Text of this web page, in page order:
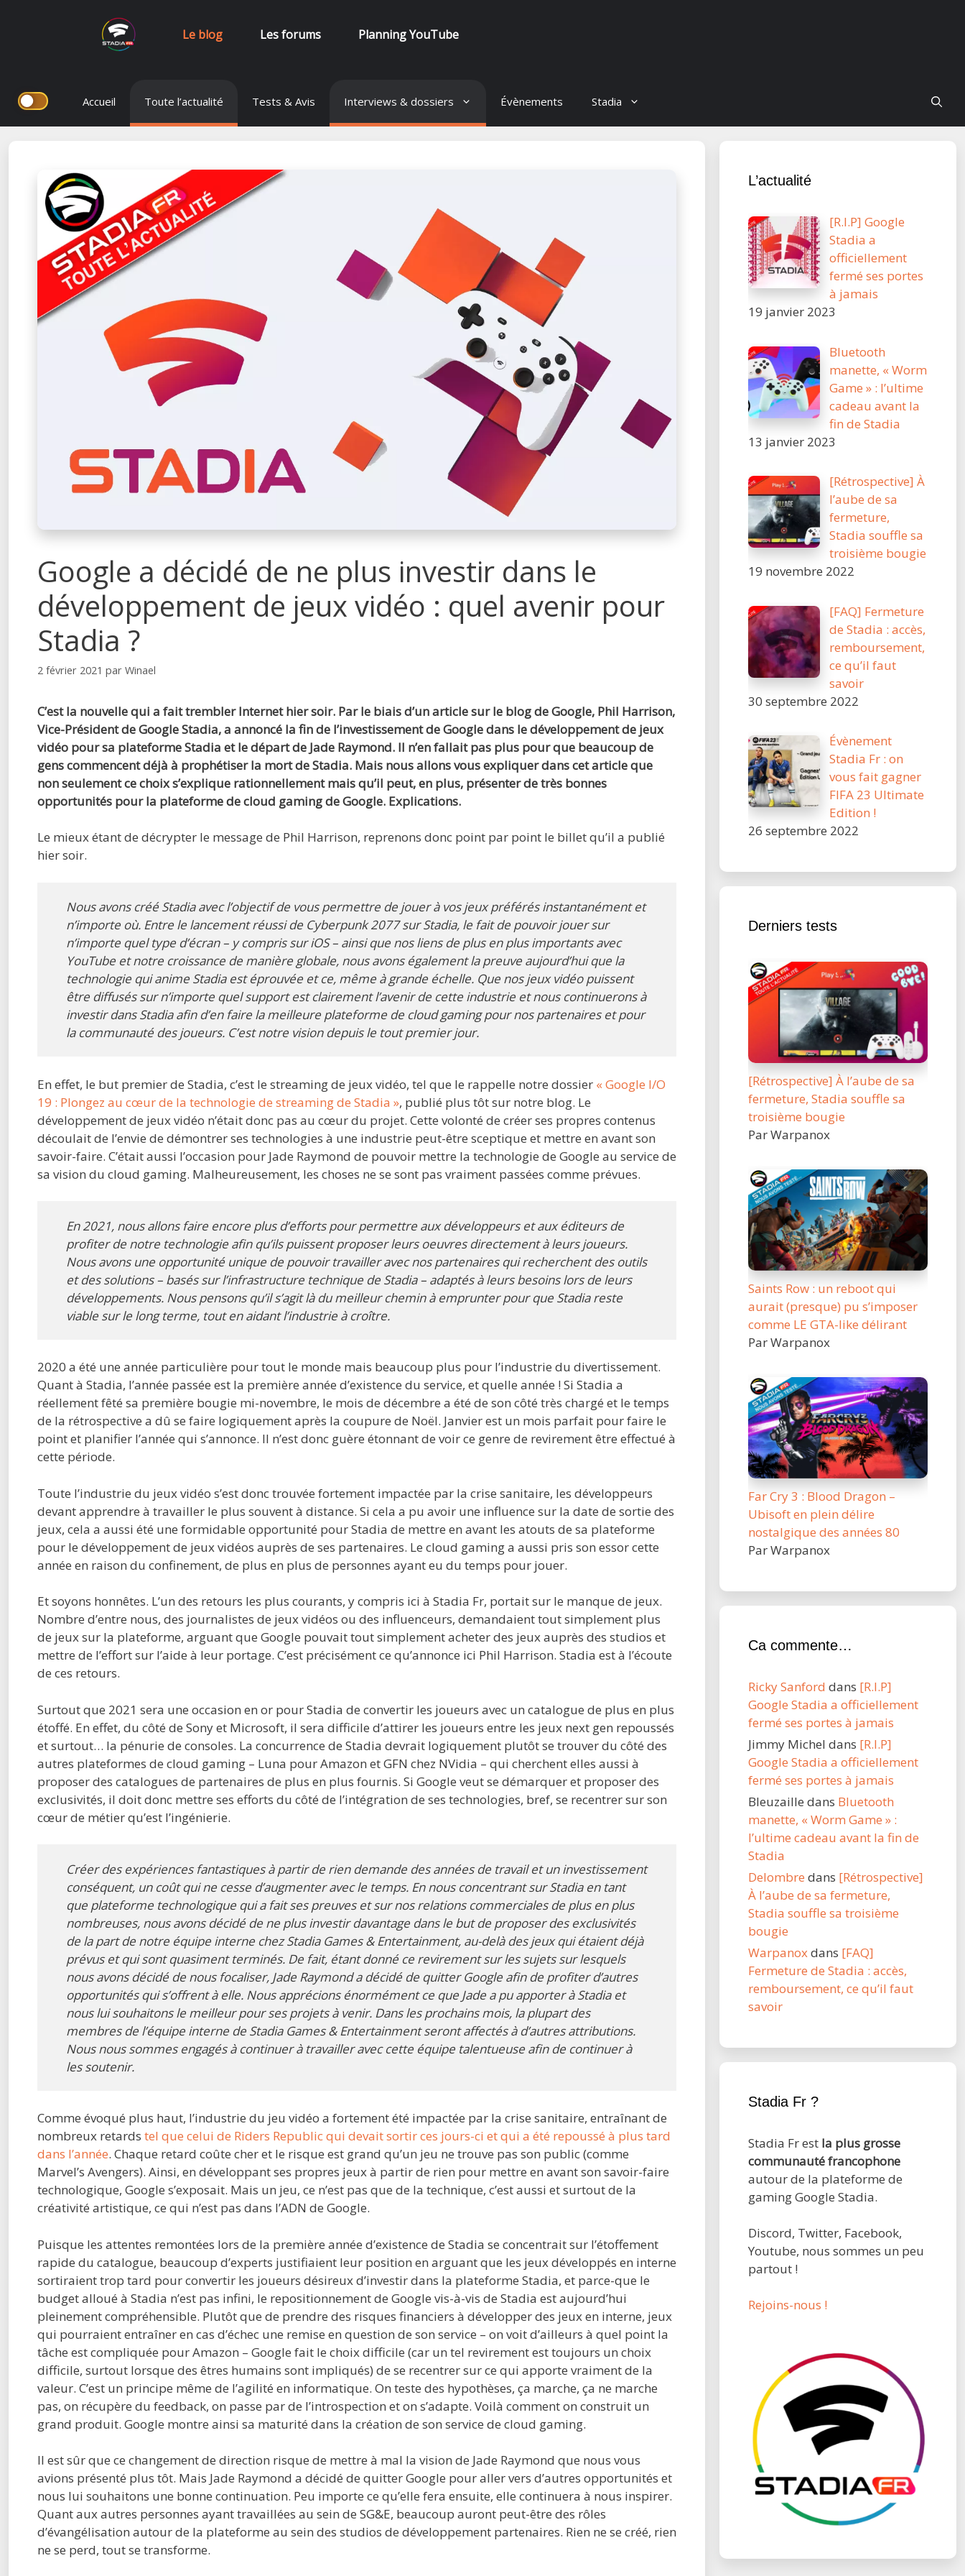
Le blog Les forums Planning YouTube
Aller
contenu
Accueil Toute l’actualité Tests & Avis Interviews & dossiers Évènements Stadia
Google a décidé de ne plus investir dans le
développement de jeux vidéo : quel avenir pour
Stadia ?
2 février 2021 par Winael
C’est la nouvelle qui a fait trembler Internet hier soir. Par le biais d’un article sur le blog de Google, Phil Harrison,
Vice-Président de Google Stadia, a annoncé la fin de l’investissement de Google dans le développement de jeux
vidéo pour sa plateforme Stadia et le départ de Jade Raymond. Il n’en fallait pas plus pour que beaucoup de
gens commencent déjà à prophétiser la mort de Stadia. Mais nous allons vous expliquer dans cet article que
non seulement ce choix s’explique rationnellement mais qu’il peut, en plus, présenter de très bonnes
opportunités pour la plateforme de cloud gaming de Google. Explications.
Le mieux étant de décrypter le message de Phil Harrison, reprenons donc point par point le billet qu’il a publié
hier soir.
Nous avons créé Stadia avec l’objectif de vous permettre de jouer à vos jeux préférés instantanément et
n’importe où. Entre le lancement réussi de Cyberpunk 2077 sur Stadia, le fait de pouvoir jouer sur
n’importe quel type d’écran – y compris sur iOS – ainsi que nos liens de plus en plus importants avec
YouTube et notre croissance de manière globale, nous avons également la preuve aujourd’hui que la
technologie qui anime Stadia est éprouvée et ce, même à grande échelle. Que nos jeux vidéo puissent
être diffusés sur n’importe quel support est clairement l’avenir de cette industrie et nous continuerons à
investir dans Stadia afin d’en faire la meilleure plateforme de cloud gaming pour nos partenaires et pour
la communauté des joueurs. C’est notre vision depuis le tout premier jour.
En effet, le but premier de Stadia, c’est le streaming de jeux vidéo, tel que le rappelle notre dossier « Google I/O
19 : Plongez au cœur de la technologie de streaming de Stadia », publié plus tôt sur notre blog. Le
développement de jeux vidéo n’était donc pas au cœur du projet. Cette volonté de créer ses propres contenus
découlait de l’envie de démontrer ses technologies à une industrie peut-être sceptique et mettre en avant son
savoir-faire. C’était aussi l’occasion pour Jade Raymond de pouvoir mettre la technologie de Google au service de
sa vision du cloud gaming. Malheureusement, les choses ne se sont pas vraiment passées comme prévues.
En 2021, nous allons faire encore plus d’efforts pour permettre aux développeurs et aux éditeurs de
profiter de notre technologie afin qu’ils puissent proposer leurs oeuvres directement à leurs joueurs.
Nous avons une opportunité unique de pouvoir travailler avec nos partenaires qui recherchent des outils
et des solutions – basés sur l’infrastructure technique de Stadia – adaptés à leurs besoins lors de leurs
développements. Nous pensons qu’il s’agit là du meilleur chemin à emprunter pour que Stadia reste
viable sur le long terme, tout en aidant l’industrie à croître.
2020 a été une année particulière pour tout le monde mais beaucoup plus pour l’industrie du divertissement.
Quant à Stadia, l’année passée est la première année d’existence du service, et quelle année ! Si Stadia a
réellement fêté sa première bougie mi-novembre, le mois de décembre a été de son côté très chargé et le temps
de la rétrospective a dû se faire logiquement après la coupure de Noël. Janvier est un mois parfait pour faire le
point et planifier l’année qui s’annonce. Il n’est donc guère étonnant de voir ce genre de revirement être effectué à
cette période.
Toute l’industrie du jeux vidéo s’est donc trouvée fortement impactée par la crise sanitaire, les développeurs
devant apprendre à travailler le plus souvent à distance. Si cela a pu avoir une influence sur la date de sortie des
jeux, cela a aussi été une formidable opportunité pour Stadia de mettre en avant les atouts de sa plateforme
pour le développement de jeux vidéos auprès de ses partenaires. Le cloud gaming a aussi pris son essor cette
année en raison du confinement, de plus en plus de personnes ayant eu du temps pour jouer.
Et soyons honnêtes. L’un des retours les plus courants, y compris ici à Stadia Fr, portait sur le manque de jeux.
Nombre d’entre nous, des journalistes de jeux vidéos ou des influenceurs, demandaient tout simplement plus
de jeux sur la plateforme, arguant que Google pouvait tout simplement acheter des jeux auprès des studios et
mettre de l’effort sur l’aide à leur portage. C’est précisément ce qu’annonce ici Phil Harrison. Stadia est à l’écoute
de ces retours.
Surtout que 2021 sera une occasion en or pour Stadia de convertir les joueurs avec un catalogue de plus en plus
étoffé. En effet, du côté de Sony et Microsoft, il sera difficile d’attirer les joueurs entre les jeux next gen repoussés
et surtout… la pénurie de consoles. La concurrence de Stadia devrait logiquement plutôt se trouver du côté des
autres plateformes de cloud gaming – Luna pour Amazon et GFN chez NVidia – qui cherchent elles aussi à
proposer des catalogues de partenaires de plus en plus fournis. Si Google veut se démarquer et proposer des
exclusivités, il doit donc mettre ses efforts du côté de l’intégration de ses technologies, bref, se recentrer sur son
cœur de métier qu’est l’ingénierie.
Créer des expériences fantastiques à partir de rien demande des années de travail et un investissement
conséquent, un coût qui ne cesse d’augmenter avec le temps. En nous concentrant sur Stadia en tant
que plateforme technologique qui a fait ses preuves et sur nos relations commerciales de plus en plus
nombreuses, nous avons décidé de ne plus investir davantage dans le but de proposer des exclusivités
de la part de notre équipe interne chez Stadia Games & Entertainment, au-delà des jeux qui étaient déjà
prévus et qui sont quasiment terminés. De fait, étant donné ce revirement sur les sujets sur lesquels
nous avons décidé de nous focaliser, Jade Raymond a décidé de quitter Google afin de profiter d’autres
opportunités qui s’offrent à elle. Nous apprécions énormément ce que Jade a pu apporter à Stadia et
nous lui souhaitons le meilleur pour ses projets à venir. Dans les prochains mois, la plupart des
membres de l’équipe interne de Stadia Games & Entertainment seront affectés à d’autres attributions.
Nous nous sommes engagés à continuer à travailler avec cette équipe talentueuse afin de continuer à
les soutenir.
Comme évoqué plus haut, l’industrie du jeu vidéo a fortement été impactée par la crise sanitaire, entraînant de
nombreux retards tel que celui de Riders Republic qui devait sortir ces jours-ci et qui a été repoussé à plus tard
dans l’année. Chaque retard coûte cher et le risque est grand qu’un jeu ne trouve pas son public (comme
Marvel’s Avengers). Ainsi, en développant ses propres jeux à partir de rien pour mettre en avant son savoir-faire
technologique, Google s’exposait. Mais un jeu, ce n’est pas que de la technique, c’est aussi et surtout de la
créativité artistique, ce qui n’est pas dans l’ADN de Google.
Puisque les attentes remontées lors de la première année d’existence de Stadia se concentrait sur l’étoffement
rapide du catalogue, beaucoup d’experts justifiaient leur position en arguant que les jeux développés en interne
sortiraient trop tard pour convertir les joueurs désireux d’investir dans la plateforme Stadia, et parce-que le
budget alloué à Stadia n’est pas infini, le repositionnement de Google vis-à-vis de Stadia est aujourd’hui
pleinement compréhensible. Plutôt que de prendre des risques financiers à développer des jeux en interne, jeux
qui pourraient entraîner en cas d’échec une remise en question de son service – on voit d’ailleurs à quel point la
tâche est compliquée pour Amazon – Google fait le choix difficile (car un tel revirement est toujours un choix
difficile, surtout lorsque des êtres humains sont impliqués) de se recentrer sur ce qui apporte vraiment de la
valeur. C’est un principe même de l’agilité en informatique. On teste des hypothèses, ça marche, ça ne marche
pas, on récupère du feedback, on passe par de l’introspection et on s’adapte. Voilà comment on construit un
grand produit. Google montre ainsi sa maturité dans la création de son service de cloud gaming.
Il est sûr que ce changement de direction risque de mettre à mal la vision de Jade Raymond que nous vous
avions présenté plus tôt. Mais Jade Raymond a décidé de quitter Google pour aller vers d’autres opportunités et
nous lui souhaitons une bonne continuation. Peu importe ce qu’elle fera ensuite, elle continuera à nous inspirer.
Quant aux autres personnes ayant travaillées au sein de SG&E, beaucoup auront peut-être des rôles
d’évangélisation autour de la plateforme au sein des studios de développement partenaires. Rien ne se créé, rien
ne se perd, tout se transforme.
L’actualité
[R.I.P] Google
Stadia a
officiellement
fermé ses portes
à jamais
19 janvier 2023
Bluetooth
manette, « Worm
Game » : l’ultime
cadeau avant la
fin de Stadia
13 janvier 2023
[Rétrospective] À
l’aube de sa
fermeture,
Stadia souffle sa
troisième bougie
19 novembre 2022
[FAQ] Fermeture
de Stadia : accès,
remboursement,
ce qu’il faut
savoir
30 septembre 2022
Évènement
Stadia Fr : on
vous fait gagner
FIFA 23 Ultimate
Edition !
26 septembre 2022
Derniers tests
[Rétrospective] À l’aube de sa
fermeture, Stadia souffle sa
troisième bougie
Par Warpanox
Saints Row : un reboot qui
aurait (presque) pu s’imposer
comme LE GTA-like délirant
Par Warpanox
Far Cry 3 : Blood Dragon –
Ubisoft en plein délire
nostalgique des années 80
Par Warpanox
Ca commente…
Ricky Sanford dans [R.I.P]
Google Stadia a officiellement
fermé ses portes à jamais
Jimmy Michel dans [R.I.P]
Google Stadia a officiellement
fermé ses portes à jamais
Bleuzaille dans Bluetooth
manette, « Worm Game » :
l’ultime cadeau avant la fin de
Stadia
Delombre dans [Rétrospective]
À l’aube de sa fermeture,
Stadia souffle sa troisième
bougie
Warpanoxdans [FAQ]
Fermeture de Stadia : accès,
remboursement, ce qu’il faut
savoir
Stadia Fr ?
Stadia Fr est la plus grosse
communauté francophone
autour de la plateforme de
gaming Google Stadia.
Discord, Twitter, Facebook,
Youtube, nous sommes un peu
partout !
Rejoins-nous !